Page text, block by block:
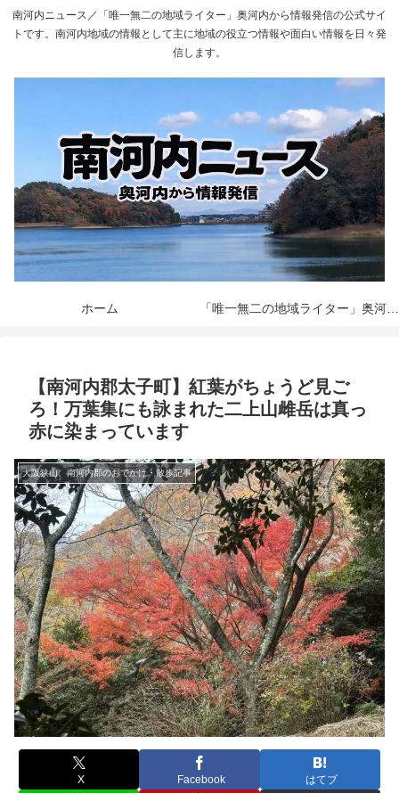
南河内ニュース／「唯一無二の地域ライター」奥河内から情報発信の公式サイ
トです。南河内地域の情報として主に地域の役立つ情報や面白い情報を日々発
信します。
ホーム
【南河内郡太子町】紅葉がちょうど見ご
ろ！万葉集にも詠まれた二上山雌岳は真っ
赤に染まっています
大阪狭山、南河内郡のおでかけ・散歩記事
X Facebook はてブ